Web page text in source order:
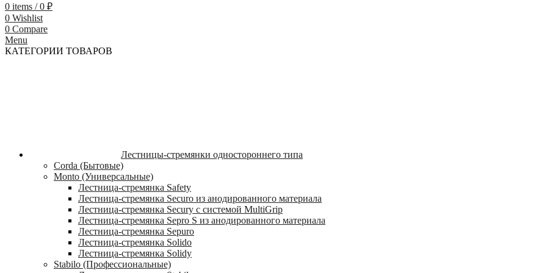
0 items / 0 ₽
0 Wishlist
0 Compare
Menu
КАТЕГОРИИ ТОВАРОВ
Лестницы-стремянки одностороннего типа
Corda (Бытовые)
Monto (Универсальные)
Лестница-стремянка Safety
Лестница-стремянка Securo из анодированного материала
Лестница-стремянка Secury с системой MultiGrip
Лестница-стремянка Sepro S из анодированного материала
Лестница-стремянка Sepuro
Лестница-стремянка Solido
Лестница-стремянка Solidy
Stabilo (Профессиональные)